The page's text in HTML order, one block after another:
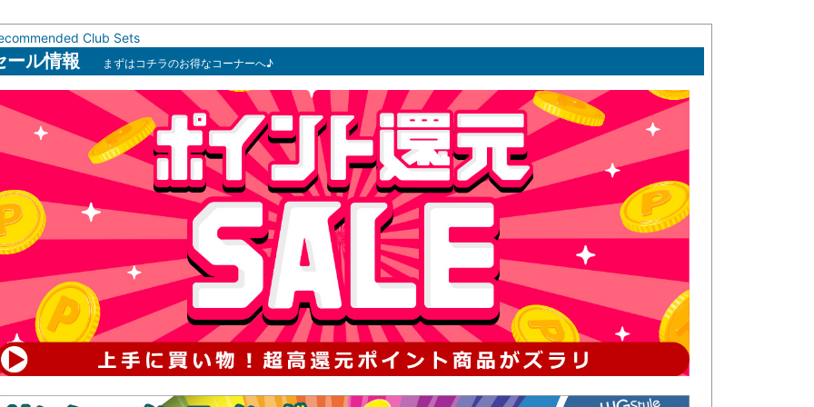
Club Sets
ール情報 まずはコチラのお得なコーナーへ♪